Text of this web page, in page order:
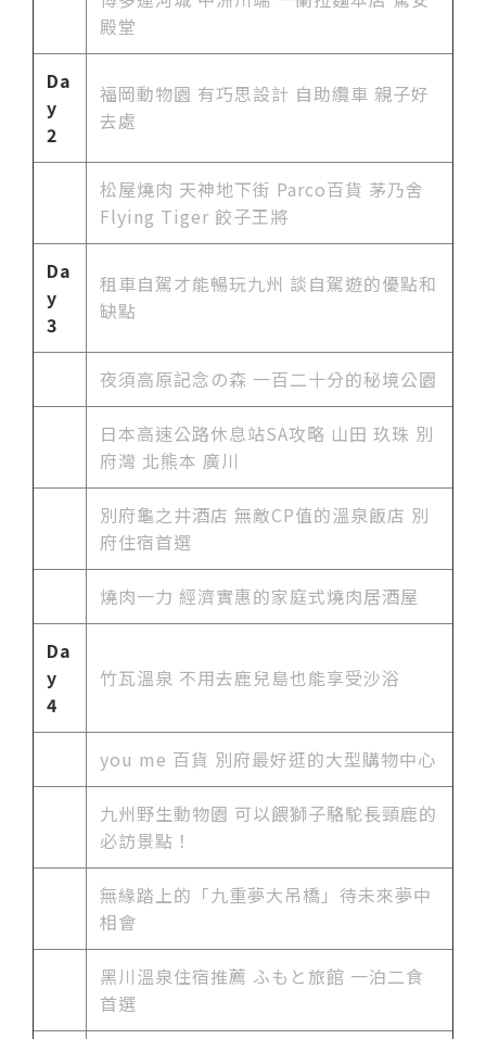
殿堂
Da
y
2
福岡動物園 有巧思設計 自助纜車 親子好
去處
松屋燒肉 天神地下街 Parco百貨 茅乃舍
Flying Tiger 餃子王將
Da
y
3
租車自駕才能暢玩九州 談自駕遊的優點和
缺點
夜須高原記念の森 一百二十分的秘境公園
日本高速公路休息站SA攻略 山田 玖珠 別
府灣 北熊本 廣川
別府龜之井酒店 無敵CP值的溫泉飯店 別
府住宿首選
燒肉一力 經濟實惠的家庭式燒肉居酒屋
Da
y
4
竹瓦溫泉 不用去鹿兒島也能享受沙浴
you me 百貨 別府最好逛的大型購物中心
九州野生動物園 可以餵獅子駱駝長頸鹿的
必訪景點！
無緣踏上的「九重夢大吊橋」待未來夢中
相會
黑川溫泉住宿推薦 ふもと旅館 一泊二食
首選